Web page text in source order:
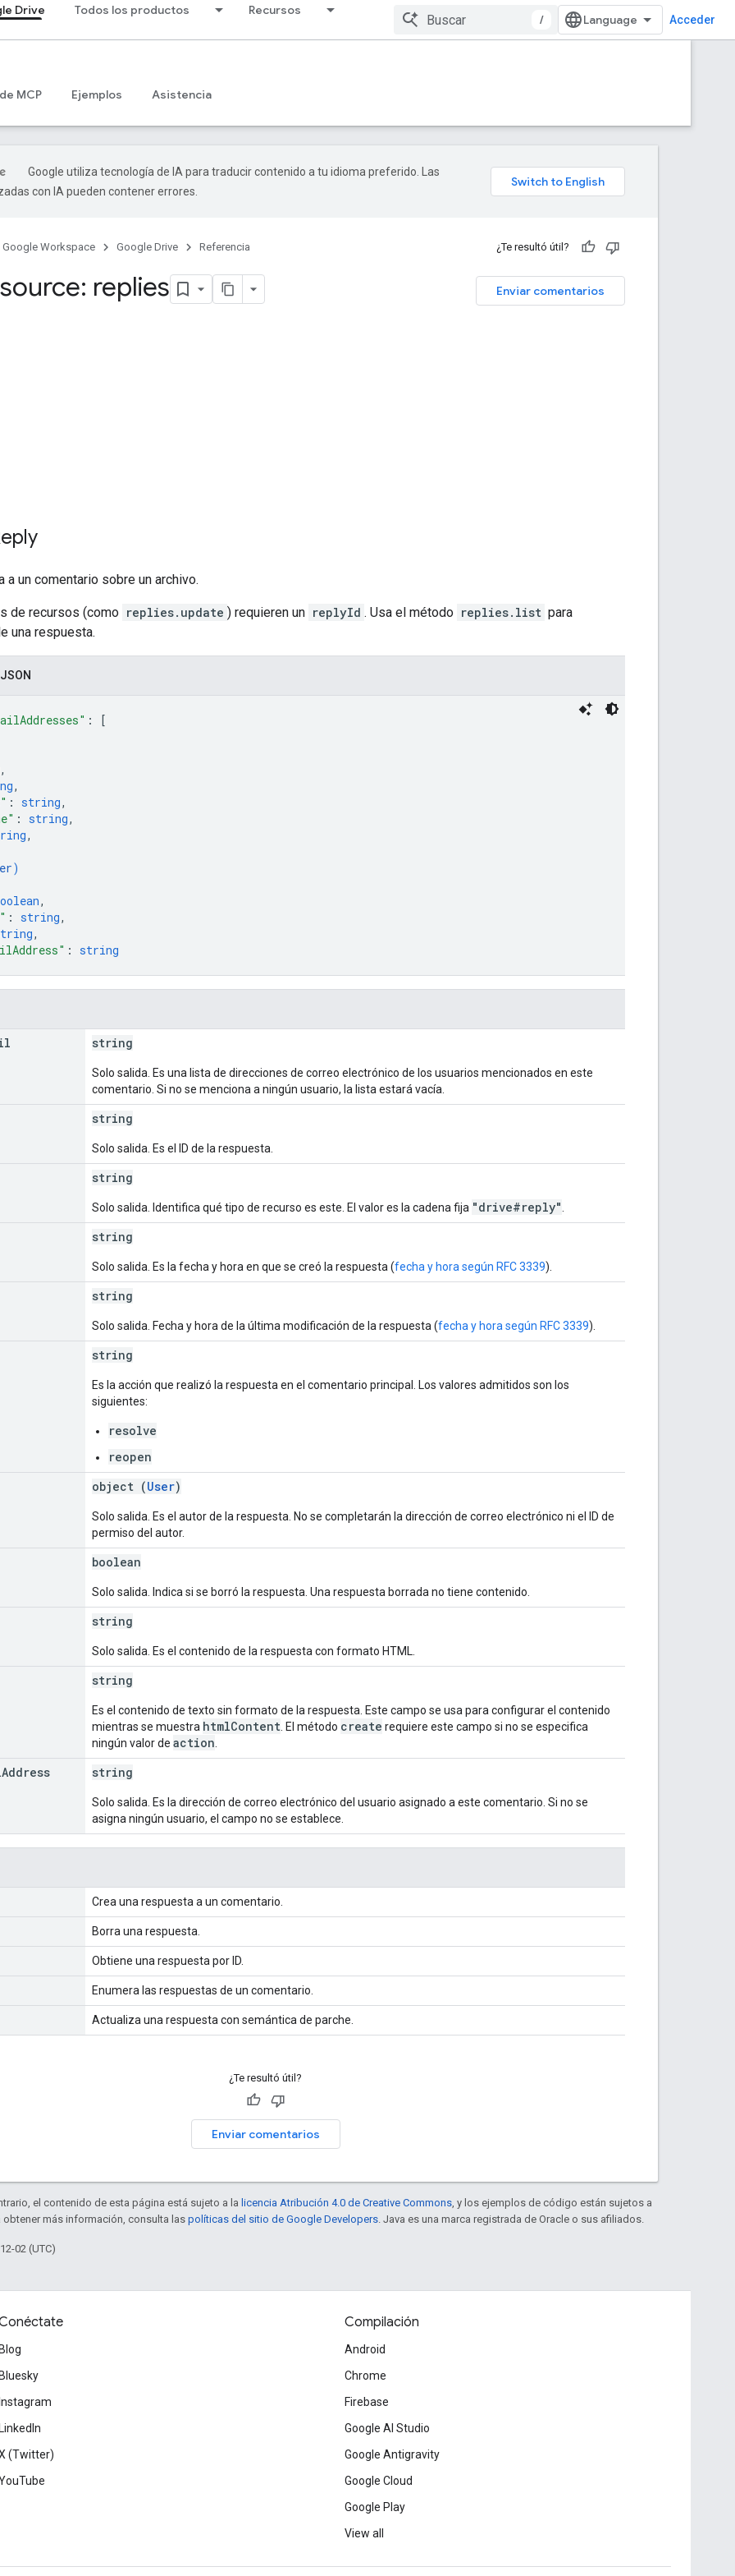
Drive Todos los productos Recursos
/ Acceder
MCP Ejemplos Asistencia
Google utiliza tecnología de IA para traducir contenido a tu idioma preferido. Las
con IA pueden contener errores.
Google Workspace Google Drive Referencia ¿Te resultó útil?
Enviar comentarios
replies
a un comentario sobre un archivo.
de recursos (como replies.update ) requieren un replyId . Usa el método replies.list para
una respuesta.
:
[
,
,
: string,
: string,
,
)
,
: string,
,
: string
string
Solo salida. Es una lista de direcciones de correo electrónico de los usuarios mencionados en este
comentario. Si no se menciona a ningún usuario, la lista estará vacía.
string
Solo salida. Es el ID de la respuesta.
string
Solo salida. Identifica qué tipo de recurso es este. El valor es la cadena fija "drive#reply"
string
Solo salida. Es la fecha y hora en que se creó la respuesta (fecha y hora según RFC 3339).
string
Solo salida. Fecha y hora de la última modificación de la respuesta (fecha y hora según RFC 3339).
string
Es la acción que realizó la respuesta en el comentario principal. Los valores admitidos son los
siguientes:
resolve
reopen
object (User)
Solo salida. Es el autor de la respuesta. No se completarán la dirección de correo electrónico ni el ID de
permiso del autor.
boolean
Solo salida. Indica si se borró la respuesta. Una respuesta borrada no tiene contenido.
string
Solo salida. Es el contenido de la respuesta con formato HTML.
string
Es el contenido de texto sin formato de la respuesta. Este campo se usa para configurar el contenido
mientras se muestra htmlContent . El método create requiere este campo si no se especifica
ningún valor de action
Address string
Solo salida. Es la dirección de correo electrónico del usuario asignado a este comentario. Si no se
asigna ningún usuario, el campo no se establece.
Crea una respuesta a un comentario.
Borra una respuesta.
Obtiene una respuesta por ID.
Enumera las respuestas de un comentario.
Actualiza una respuesta con semántica de parche.
¿Te resultó útil?
Enviar comentarios
el contenido de esta página está sujeto a la licencia Atribución 4.0 de Creative Commons , y los ejemplos de código están sujetos a
obtener más información, consulta las políticas del sitio de Google Developers . Java es una marca registrada de Oracle o sus afiliados.
02 (UTC)
Blog
Bluesky
Instagram
LinkedIn
(Twitter)
Compilación
Android
Chrome
Firebase
Google AI Studio
Google Antigravity
Google Cloud
Google Play
View all